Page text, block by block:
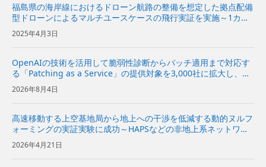
福島県の海岸線におけるドローン航路の整備を想定した拠点配備
型ドローンによるマルチユースケースの飛行実証を実施～1カ所
の離着陸場を拠点として、さまざまな用途でのドローン運用を確
認～
2025年4月3日
OpenAIの技術を活用して脆弱性診断からパッチ適用まで対応す
る「Patching as a Service」の提供対象を3,000社に拡大し、本
格的に提供開始〜日本の重要インフラを支えるシステムをサイバ
ー攻撃から防御〜 | 企業・IR |...
2026年8月4日
高速移動する上空基地局から地上への干渉を低減する動的ヌルフ
ォーミングの実証実験に成功～HAPSなどの非地上系ネットワー
クと地上の通信ネットワークの周波数共用が可能に～
2026年4月21日